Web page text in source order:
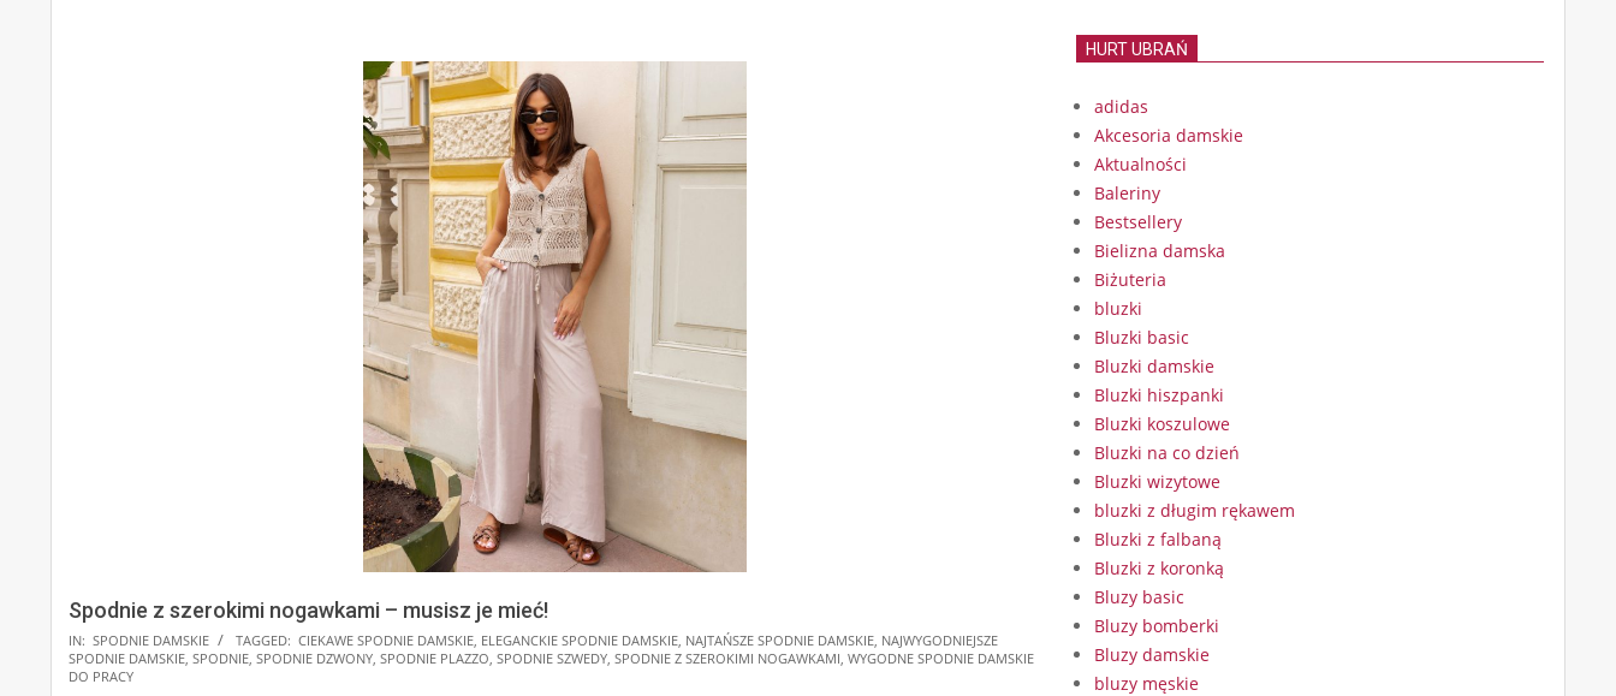
Spodnie z szerokimi nogawkami – musisz je mieć!
2025-
08-
IN: SPODNIE DAMSKIE TAGGED: CIEKAWE SPODNIE DAMSKIE ELEGANCKIE SPODNIE DAMSKIE NAJTAŃSZE SPODNIE DAMSKIE NAJWYGODNIEJSZE
SPODNIE DAMSKIE SPODNIE SPODNIE DZWONY SPODNIE PLAZZO SPODNIE SZWEDY SPODNIE Z SZEROKIMI NOGAWKAMI WYGODNE SPODNIE DAMSKIE
DO PRACY
HURT UBRAŃ
adidas
Akcesoria damskie
Aktualności
Baleriny
Bestsellery
Bielizna damska
Biżuteria
bluzki
Bluzki basic
Bluzki damskie
Bluzki hiszpanki
Bluzki koszulowe
Bluzki na co dzień
Bluzki wizytowe
bluzki z długim rękawem
Bluzki z falbaną
Bluzki z koronką
Bluzy basic
Bluzy bomberki
Bluzy damskie
bluzy męskie